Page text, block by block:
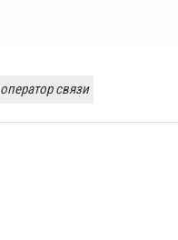
оператор связи